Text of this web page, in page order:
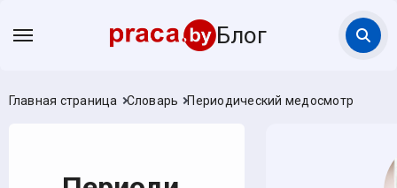
Блог
Главная страница Словарь Периодический медосмотр